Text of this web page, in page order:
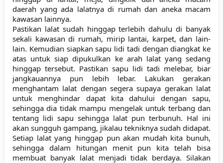
daerah yang ada lalatnya di rumah dan aneka macam
kawasan lainnya.
Pastikan lalat sudah hinggap terlebih dahulu di banyak
sekali kawasan di rumah, mirip lantai, karpet, dan lain-
lain. Kemudian siapkan sapu lidi tadi dengan diangkat ke
atas untuk siap dipukulkan ke arah lalat yang sedang
hinggap tersebut. Pastikan sapu lidi tadi melebar, biar
jangkauannya pun lebih lebar. Lakukan gerakan
menghantam lalat dengan segera supaya gerakan lalat
untuk menghindar dapat kita dahului dengan sapu,
sehingga dia tidak mampu mengelak untuk terbang dan
tentang lidi sapu sehingga lalat pun terbunuh. Hal ini
akan sungguh gampang, jikalau tekniknya sudah didapat.
Setiap lalat yang hinggap pun akan mudah kita bunuh,
sehingga dalam hitungan menit pun kita telah bisa
membuat banyak lalat menjadi tidak berdaya. Silakan